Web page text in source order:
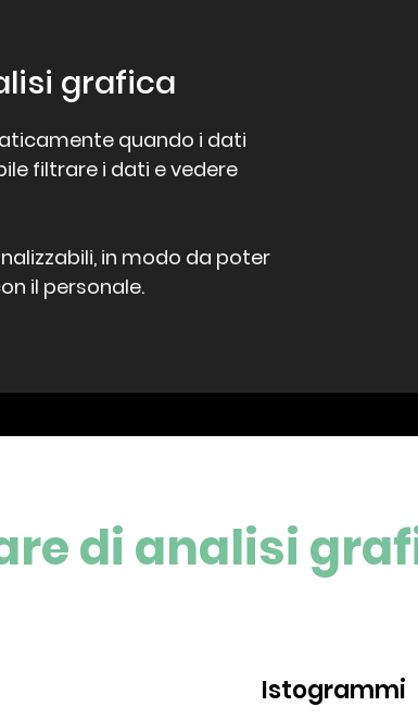
grafica
quando i dati
filtrare i dati e vedere
in modo da poter
il personale.
di analisi
Istogrammi